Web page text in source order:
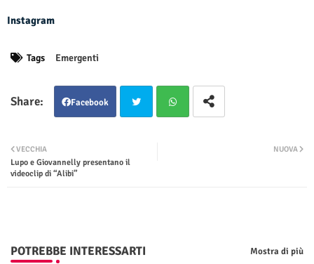
Instagram
Tags Emergenti
Facebook
NUOVA
VECCHIA
Lupo e Giovannelly presentano il
videoclip di “Alibi”
POTREBBE INTERESSARTI Mostra di più